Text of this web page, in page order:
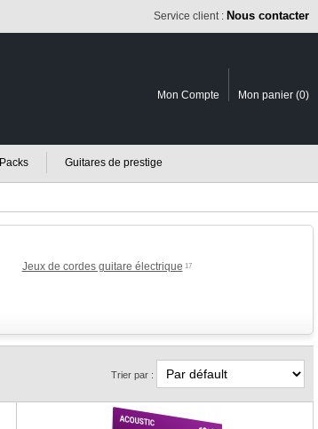
Service client : Nous contacter
Mon Compte Mon panier (0)
Packs Guitares de prestige
Jeux de cordes guitare électrique 17
Trier par :